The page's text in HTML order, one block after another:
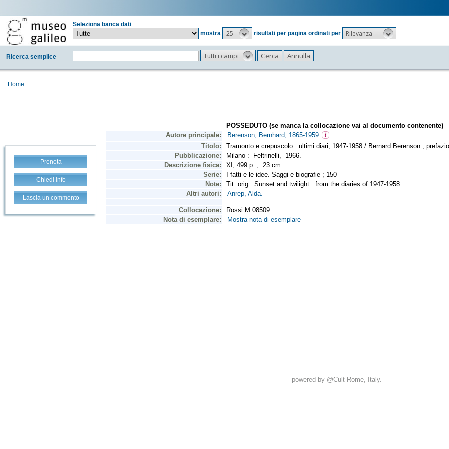
Seleziona banca dati
mostra
25 risultati per pagina ordinati per Rilevanza
Ricerca semplice Tutti i campi
Home
Prenota
Chiedi info
Lascia un commento
powered by @Cult Rome, Italy.